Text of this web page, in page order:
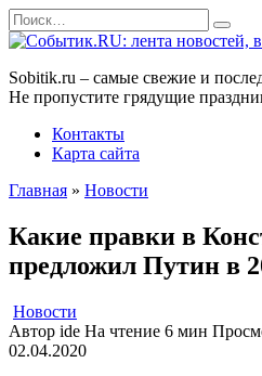
Перейти
к
Search
for:
Sobitik.ru – самые свежие и
Не пропустите грядущие
Контакты
Карта сайта
Главная » Новости
Какие правки в
предложил Путин в
Новости
Автор ide На чтение 6 мин
02.04.2020